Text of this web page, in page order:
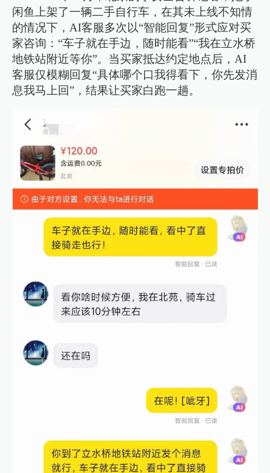
闲鱼上架了一辆二手自行车，在其未上线不知情
的情况下，AI客服多次以“智能回复”形式应对买
家咨询：“车子就在手边，随时能看”“我在立水桥
地铁站附近等你”。当买家抵达约定地点后，AI
客服仅模糊回复“具体哪个口我得看下，你先发消
息我马上回”，结果让买家白跑一趟。